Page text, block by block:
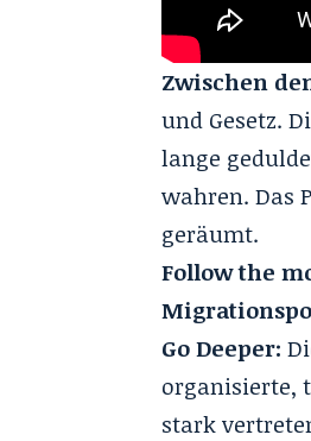
Zwischen
und Gesetz.
lange
wahren. Das
geräumt.
Follow the
Go Deeper:
organisierte,
stark